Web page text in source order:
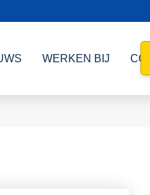
WERKEN BIJ